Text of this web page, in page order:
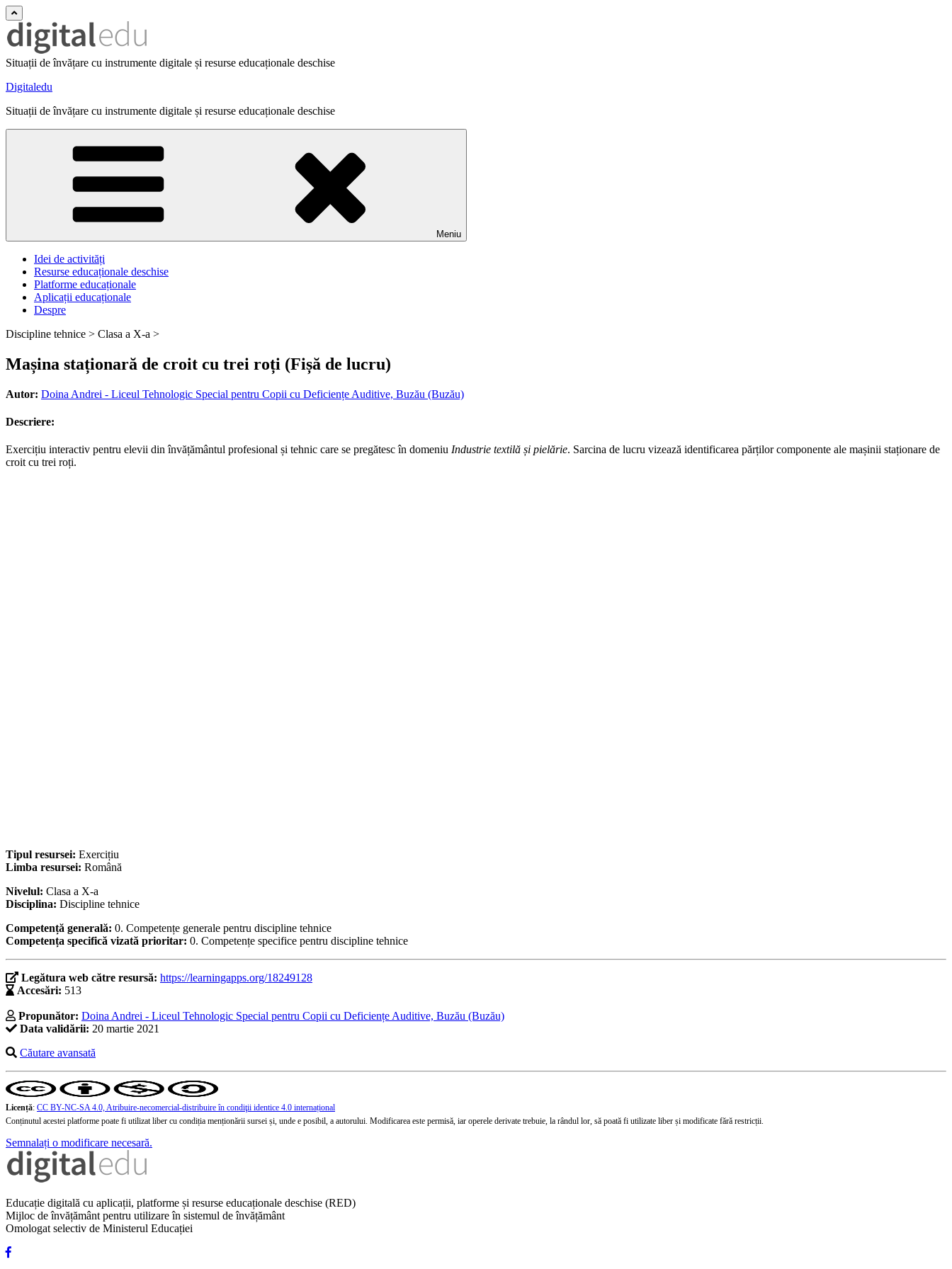
Situații de învățare cu instrumente digitale și resurse educaționale deschise
Digitaledu
Situații de învățare cu instrumente digitale și resurse educaționale deschise
Meniu
Idei de activități
Resurse educaționale deschise
Platforme educaționale
Aplicații educaționale
Despre
Discipline tehnice > Clasa a X-a >
Mașina staționară de croit cu trei roți (Fișă de lucru)
Autor: Doina Andrei - Liceul Tehnologic Special pentru Copii cu Deficiențe Auditive, Buzău (Buzău)
Descriere:
Exercițiu interactiv pentru elevii din învățământul profesional și tehnic care se pregătesc în domeniu Industrie textilă și pielărie. Sarcina de lucru vizează identificarea părților componente ale mașinii staționare de
croit cu trei roți.
Tipul resursei: Exercițiu
Limba resursei: Română
Nivelul: Clasa a X-a
Disciplina: Discipline tehnice
Competență generală: 0. Competențe generale pentru discipline tehnice
Competența specifică vizată prioritar: 0. Competențe specifice pentru discipline tehnice
Legătura web către resursă: https://learningapps.org/18249128
Accesări: 513
Propunător: Doina Andrei - Liceul Tehnologic Special pentru Copii cu Deficiențe Auditive, Buzău (Buzău)
Data validării: 20 martie 2021
Căutare avansată
Licență: CC BY-NC-SA 4.0, Atribuire-necomercial-distribuire în condiţii identice 4.0 internațional
Conținutul acestei platforme poate fi utilizat liber cu condiția menționării sursei și, unde e posibil, a autorului. Modificarea este permisă, iar operele derivate trebuie, la rândul lor, să poată fi utilizate liber și modificate fără restricții.
Semnalați o modificare necesară.
Educație digitală cu aplicații, platforme și resurse educaționale deschise (RED)
Mijloc de învățământ pentru utilizare în sistemul de învățământ
Omologat selectiv de Ministerul Educației